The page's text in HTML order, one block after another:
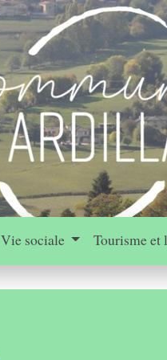
Vie sociale Tourisme et